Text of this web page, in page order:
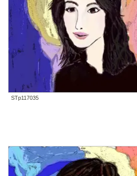
STp117035